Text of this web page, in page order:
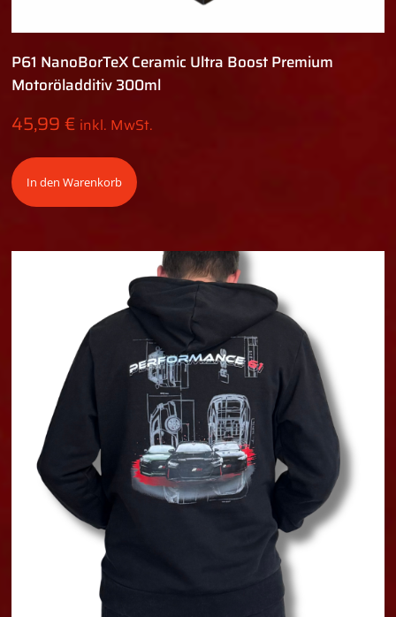
P61 NanoBorTeX Ceramic Ultra Boost Premium
Motoröladditiv 300ml
45,99€ inkl. MwSt.
In den Warenkorb